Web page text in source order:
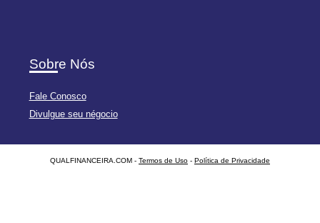
Sobre Nós
Fale Conosco
Divulgue seu négocio
QUALFINANCEIRA.COM - Termos de Uso - Política de Privacidade